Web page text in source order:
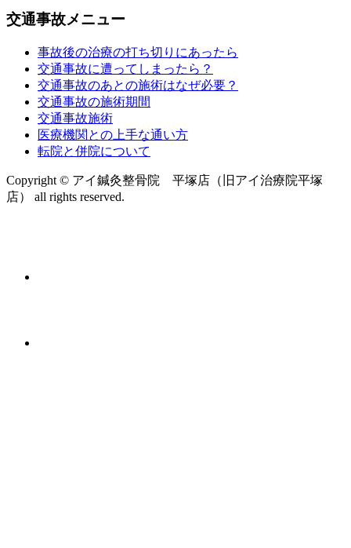
交通事故メニュー
事故後の治療の打ち切りにあったら
交通事故に遭ってしまったら？
交通事故のあとの施術はなぜ必要？
交通事故の施術期間
交通事故施術
医療機関との上手な通い方
転院と併院について
Copyright © アイ鍼灸整骨院 平塚店（旧アイ治療院平塚
店） all rights reserved.